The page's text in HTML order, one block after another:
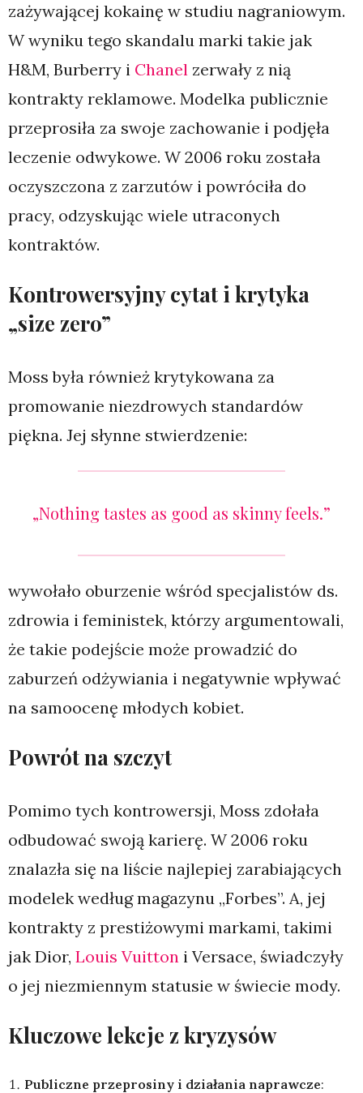
zażywającej kokainę w studiu nagraniowym.
W wyniku tego skandalu marki takie jak
H&M, Burberry i Chanel zerwały z nią
kontrakty reklamowe. Modelka publicznie
przeprosiła za swoje zachowanie i podjęła
leczenie odwykowe. W 2006 roku została
oczyszczona z zarzutów i powróciła do
pracy, odzyskując wiele utraconych
kontraktów.
Kontrowersyjny cytat i krytyka
„size zero”
Moss była również krytykowana za
promowanie niezdrowych standardów
piękna. Jej słynne stwierdzenie:
„Nothing tastes as good as skinny feels.”
wywołało oburzenie wśród specjalistów ds.
zdrowia i feministek, którzy argumentowali,
że takie podejście może prowadzić do
zaburzeń odżywiania i negatywnie wpływać
na samoocenę młodych kobiet.
Powrót na szczyt
Pomimo tych kontrowersji, Moss zdołała
odbudować swoją karierę. W 2006 roku
znalazła się na liście najlepiej zarabiających
modelek według magazynu „Forbes”. A, jej
kontrakty z prestiżowymi markami, takimi
jak Dior, Louis Vuitton i Versace, świadczyły
o jej niezmiennym statusie w świecie mody.
Kluczowe lekcje z kryzysów
Publiczne przeprosiny i działania naprawcze: